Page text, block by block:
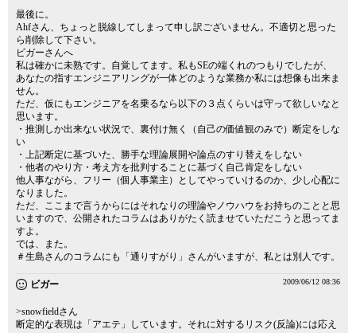
最後に。
Ahfさん、ちょっと脱線してしまって申し訳ございません。不適切と思った
ら削除して下さい。
ビガーさんへ
私は確かに未熟です。自覚してます。私もSEの端くれのつもりでしたが、
あなたの指すエンジニアリングが一体どのような業務か私には想像も出来ま
せん。
ただ、仮にもエンジニアを名乗るなら以下の３点くらいは守って欲しいなと
思います。
・推測しか出来ない状況で、裏付け無く（自己の価値観のみで）断定をしな
い
・上記断定に基づいた、勝手な理論展開や論点のすり替えをしない
・他者のやり方・考え方を批判することに基づく自己肯定をしない
他人事ながら、フリー（個人事業主）としてやっていけるのか、少し心配に
なりました。
ただ、ここまで言うからにはそれなりの理論やノウハウをお持ちのことと思
いますので、公開されたコラムはありがたく読ませていただこうと思ってま
すよ。
では、また。
＃生島さんのコラムにも「通りすがり」さんがいますが、私とは別人です。
ビガー 2009/06/12 08:36
>snowfieldさん
断定的な表現は「アエテ」しています。それに対するリスク(反論)には応え